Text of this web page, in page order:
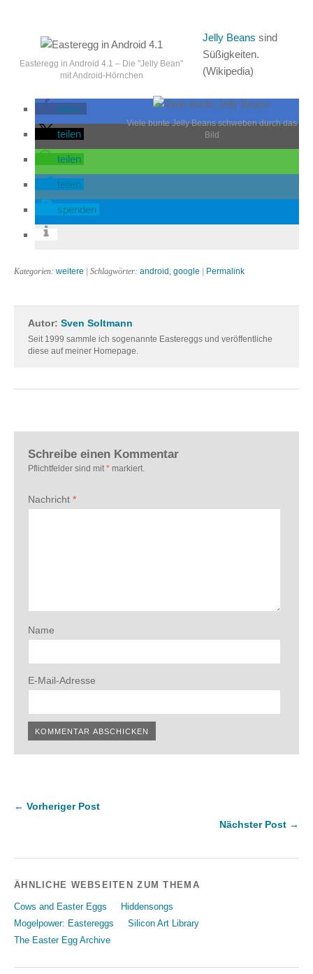
Easteregg in Android 4.1 – Die "Jelly Bean"
mit Android-Hörnchen
Viele bunte Jelly Beans schweben durch das
Bild
Jelly Beans sind
Süßigkeiten.
(Wikipedia)
teilen
teilen
teilen
teilen
spenden
Kategorien: weitere | Schlagwörter: android , google Permalink
Autor: Sven Soltmann
Seit 1999 sammle ich sogenannte Eastereggs und veröffentliche
diese auf meiner Homepage.
Schreibe einen Kommentar
Pflichtfelder sind mit * markiert.
Nachricht *
Name
E-Mail-Adresse
← Vorheriger Post
Nächster Post →
ÄHNLICHE WEBSEITEN ZUM THEMA
Cows and Easter Eggs
Hiddensongs
Mogelpower: Eastereggs
Silicon Art Library
The Easter Egg Archive